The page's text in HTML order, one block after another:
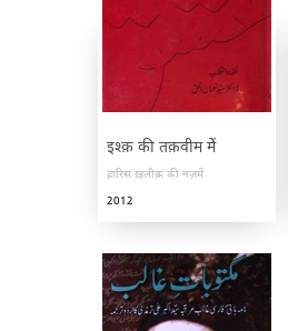
इश्क़ की तक़वीम मेें
हारिस ख़लीक़ की नज़में
2012